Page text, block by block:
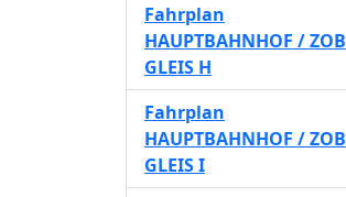
Fahrplan
HAUPTBAHNHOF / ZOB
GLEIS H
Fahrplan
HAUPTBAHNHOF / ZOB
GLEIS I